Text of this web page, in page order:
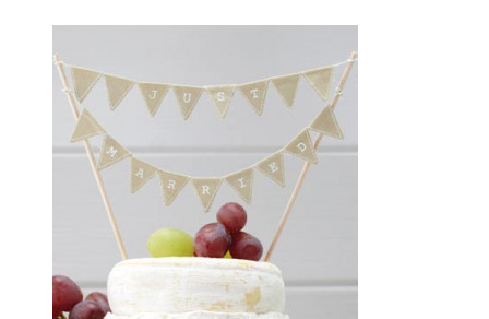
Varekode:3984
Betal med Vipps, kort,
eller faktura
Bestill før 11:00
så sender vi i dag!
Se andre produkter